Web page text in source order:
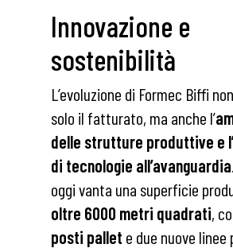
Innovazione e
sostenibilità
L’evoluzione di Formec Biffi
solo il fatturato, ma anche l’
delle strutture produttive e
di tecnologie all’avanguardia
oggi vanta una superficie
oltre 6000 metri quadrati,
posti pallet e due nuove